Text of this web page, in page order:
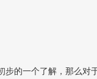
一个了解，那么对于